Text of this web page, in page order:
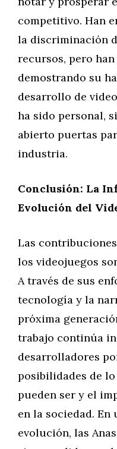
competitivo. Han
la discriminación
recursos, pero han
demostrando su
desarrollo de
ha sido personal,
abierto puertas
industria.
Conclusión: La
Evolución del
Las
los videojuegos
A través de sus
tecnología y la
próxima
trabajo continúa
desarrolladores
posibilidades de
pueden ser y el
en la sociedad. En
evolución, las